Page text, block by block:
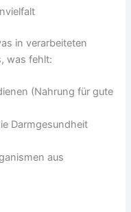
in verarbeiteten
was fehlt:
(Nahrung für gute
Darmgesundheit
aus